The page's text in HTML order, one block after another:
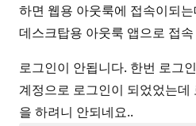
하면 웹용 아웃룩에 접속이되
데스크탑용 아웃룩 앱으로 접
로그인이 안됩니다. 한번 로그
계정으로 로그인이 되었었는데
을 하려니 안되네요..